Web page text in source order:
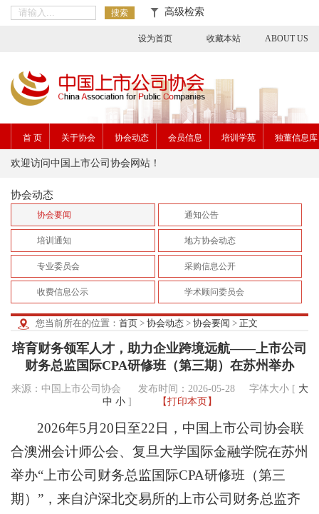
设为首页 收藏本站 ABOUT US
搜索 高级检索
首 页 关于协会 协会动态 会员信息 培训学苑 独董信息库
欢迎访问中国上市公司协会网站！
协会动态
协会要闻 通知公告
培训通知 地方协会动态
专业委员会 采购信息公开
收费信息公示 学术顾问委员会
您当前所在的位置： 首页 > 协会动态 > 协会要闻 > 正文
培育财务领军人才，助力企业跨境远航——上市公司
财务总监国际CPA研修班（第三期）在苏州举办
来源：中国上市公司协会 发布时间：2026-05-28 字体大小 [ 大
中 小] 【打印本页】
2026年5月20日至22日，中国上市公司协会联
合澳洲会计师公会、复旦大学国际金融学院在苏州
举办“上市公司财务总监国际CPA研修班（第三
期）”，来自沪深北交易所的上市公司财务总监齐